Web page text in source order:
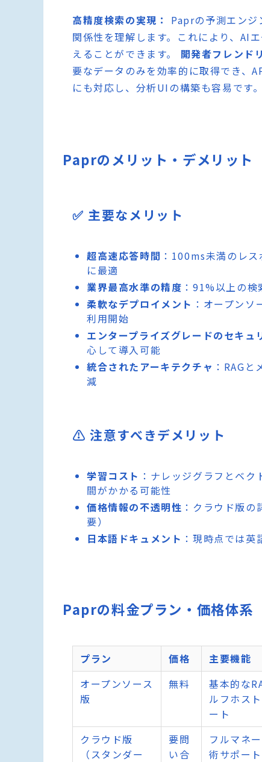
高精度検索の実現：
Paprの予測エンジ
関係性を理解します。これにより、AI
えることができます。 開発者フレンド
要なデータのみを効率的に取得でき、
にも対応し、分析UIの構築も容易です。
Paprのメリット・デメリット
✅ 主要なメリット
超高速応答時間 ：100ms未満のレ
に最適
業界最高水準の精度 ：91%以上の
柔軟なデプロイメント ：オープン
利用開始
エンタープライズグレードのセキュ
心して導入可能
統合されたアーキテクチャ ：RAG
減
⚠️ 注意すべきデメリット
学習コスト ：ナレッジグラフとベ
間がかかる可能性
価格情報の不透明性 ：クラウド版
要）
日本語ドキュメント ：現時点では
Paprの料金プラン・価格体系
プラン 価格 主要機能
オープンソース
版
無料
基本的な
ルフホス
ート
クラウド版
（スタンダー
要問
い合
フルマネ
術サポート